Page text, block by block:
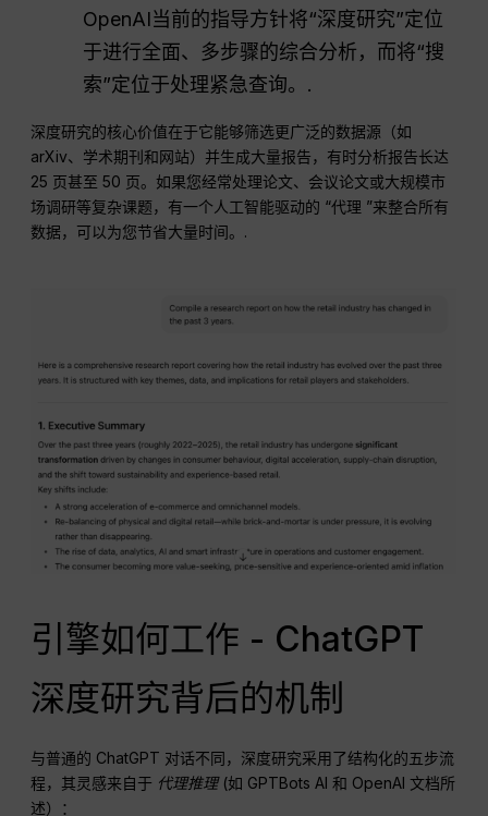
OpenAI当前的指导方针将“深度研究”定位
于进行全面、多步骤的综合分析，而将“搜
索”定位于处理紧急查询。.
深度研究的核心价值在于它能够筛选更广泛的数据源（如
arXiv、学术期刊和网站）并生成大量报告，有时分析报告长达
25 页甚至 50 页。如果您经常处理论文、会议论文或大规模市
场调研等复杂课题，有一个人工智能驱动的 “代理 ”来整合所有
数据，可以为您节省大量时间。.
引擎如何工作 - ChatGPT
深度研究背后的机制
与普通的 ChatGPT 对话不同，深度研究采用了结构化的五步流
程，其灵感来自于 代理推理(如 GPTBots AI 和 OpenAI 文档所
述）：